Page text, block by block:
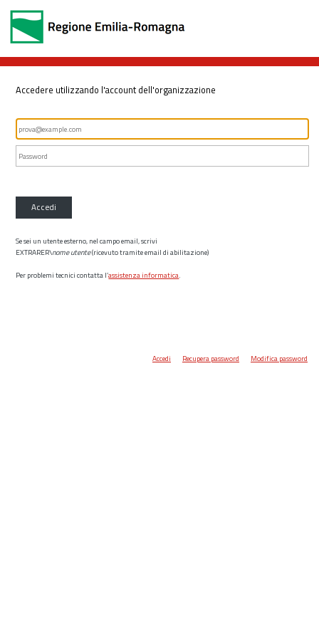
Accedere utilizzando l'account dell'organizzazione
Accedi
Se sei un utente esterno, nel campo email, scrivi
EXTRARER\nome utente(ricevuto tramite email di abilitazione)
Per problemi tecnici contatta l’assistenza informatica.
Accedi Recupera password Modifica password